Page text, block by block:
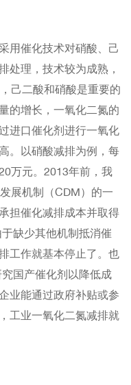
用催化技术对硝酸、己
处理，技术较为成熟，
己二酸和硝酸是重要的
的增长，一氧化二氮的
进口催化剂进行一氧化
。以硝酸减排为例，每
万元。2013年前，我
展机制（CDM）的一
担催化减排成本并取得
缺少其他机制抵消催
工作就基本停止了。也
国产催化剂以降低成
业能通过政府补贴或参
工业一氧化二氮减排就